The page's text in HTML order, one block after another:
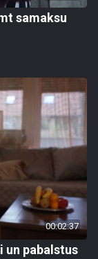
samaksu
00:02:37
un pabalstus